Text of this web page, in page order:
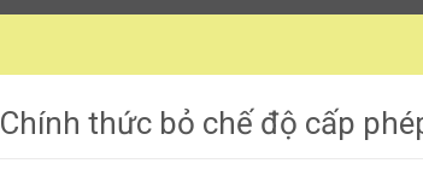
Chính thức bỏ chế độ cấp